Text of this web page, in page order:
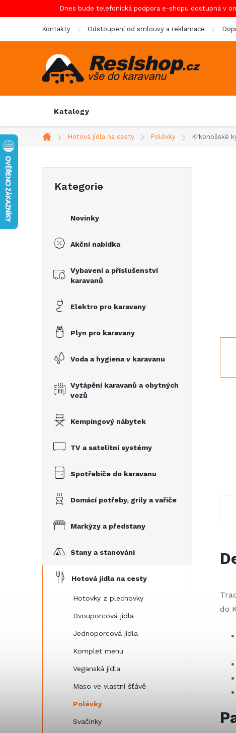
na
Dnes bude telefonická podpora e-shopu dostupná v
Kontakty Odstoupení od smlouvy a reklamace
Katalogy
Domů
Hotová jídla na cesty Polévky Krkonošské
kategorie
Kategorie
Novinky
Akční nabídka
Vybavení a příslušenství
karavanů
Elektro pro karavany
Plyn pro karavany
Voda a hygiena v karavanu
Vytápění karavanů a obytných
vozů
Kempingový nábytek
TV a satelitní systémy
Spotřebiče do karavanu
Domácí potřeby, grily a vařiče
Markýzy a předstany
Stany a stanování
Hotová jídla na cesty
Hotovky z plechovky
Dvouporcová jídla
Jednoporcová jídla
Komplet menu
Veganská jídla
Maso ve vlastní šťávě
Polévky
Svačinky
do